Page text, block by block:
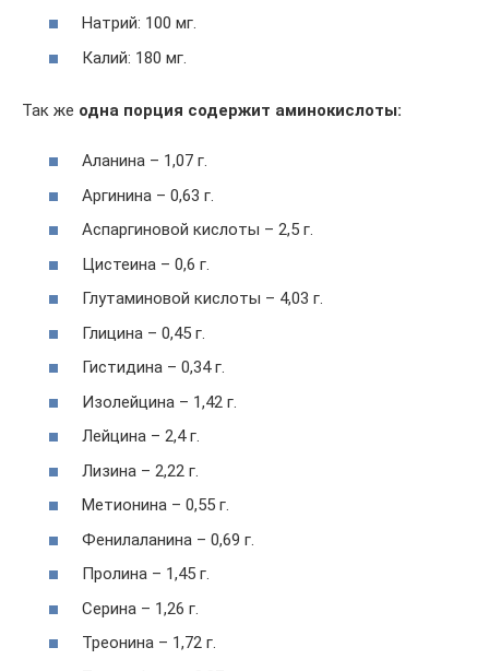
Натрий: 100 мг.
Калий: 180 мг.
Так же одна порция содержит аминокислоты:
Аланина – 1,07 г.
Аргинина – 0,63 г.
Аспаргиновой кислоты – 2,5 г.
Цистеина – 0,6 г.
Глутаминовой кислоты – 4,03 г.
Глицина – 0,45 г.
Гистидина – 0,34 г.
Изолейцина – 1,42 г.
Лейцина – 2,4 г.
Лизина – 2,22 г.
Метионина – 0,55 г.
Фенилаланина – 0,69 г.
Пролина – 1,45 г.
Серина – 1,26 г.
Треонина – 1,72 г.